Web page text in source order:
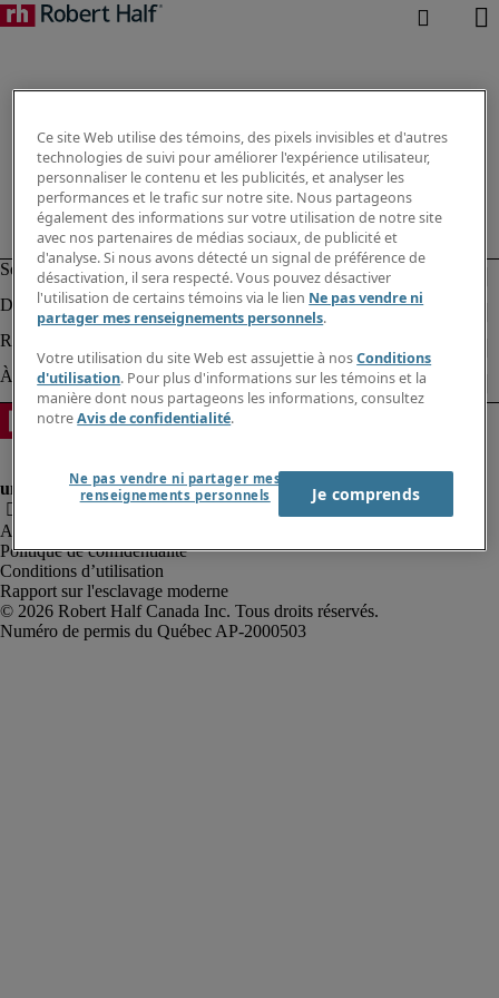
Alerte à la fraude
Politique de confidentialité
Conditions d’utilisation
Rapport sur l'esclavage moderne
Robert Half Canada Inc. Tous droits réservés.
Ce site Web utilise des témoins, des pixels invisibles et d'autres
technologies de suivi pour améliorer l'expérience utilisateur,
personnaliser le contenu et les publicités, et analyser les
performances et le trafic sur notre site. Nous partageons
également des informations sur votre utilisation de notre site
avec nos partenaires de médias sociaux, de publicité et
d'analyse. Si nous avons détecté un signal de préférence de
désactivation, il sera respecté. Vous pouvez désactiver
l'utilisation de certains témoins via le lien Ne pas vendre ni
partager mes renseignements personnels.
Votre utilisation du site Web est assujettie à nosConditions
d'utilisation. Pour plus d'informations sur les témoins et la
manière dont nous partageons les informations, consultez
notreAvis de confidentialité.
Ne pas vendre ni partager mes
renseignements personnels
Je comprends